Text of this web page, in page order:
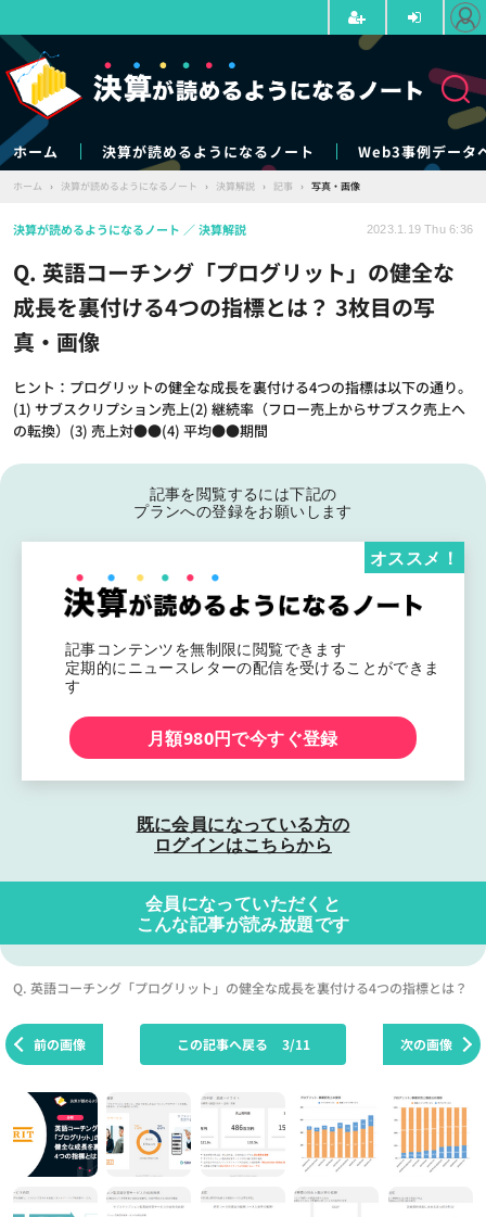
ホーム 決算が読めるようになるノート Web3事例データ
ホーム › 決算が読めるようになるノート › 決算解説 › 記事 › 写真・画像
Q. 英語コーチング「プログリット」の健全な
成長を裏付ける4つの指標とは？ 3枚目の写
真・画像
ヒント：プログリットの健全な成長を裏付ける4つの指標は以下の通り。
(1) サブスクリプション売上(2) 継続率（フロー売上からサブスク売上へ
の転換）(3) 売上対●●(4) 平均●●期間
決算が読めるようになるノート 決算解説 2023.1.19 Thu 6:36
記事を閲覧するには下記の
プランへの登録をお願いします
記事コンテンツを無制限に閲覧できます
定期的にニュースレターの配信を受けることができま
す
オススメ！
月額980円で今すぐ登録
既に会員になっている方の
ログインはこちらから
会員になっていただくと
こんな記事が読み放題です
Q. 英語コーチング「プログリット」の健全な成長を裏付ける4つの指標とは？
前の画像 次の画像
この記事へ戻る 3/11